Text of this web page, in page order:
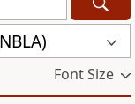
Font Size